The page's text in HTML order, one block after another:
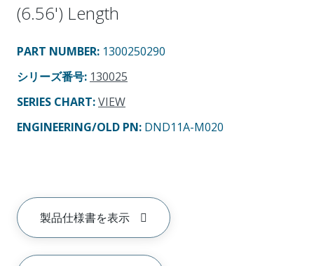
(6.56') Length
PART NUMBER: 1300250290
シリーズ番号: 130025
SERIES CHART:VIEW
ENGINEERING/OLD PN: DND11A-M020
製品仕様書を表示